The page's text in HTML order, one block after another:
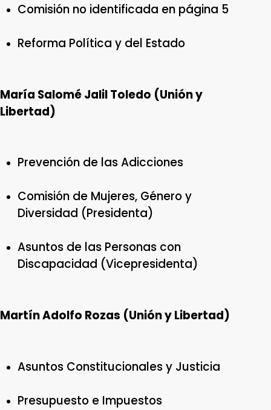
Comisión no identificada en página 5
Reforma Política y del Estado
María Salomé Jalil Toledo (Unión y
Libertad)
Prevención de las Adicciones
Comisión de Mujeres, Género y
Diversidad (Presidenta)
Asuntos de las Personas con
Discapacidad (Vicepresidenta)
Martín Adolfo Rozas (Unión y Libertad)
Asuntos Constitucionales y Justicia
Presupuesto e Impuestos